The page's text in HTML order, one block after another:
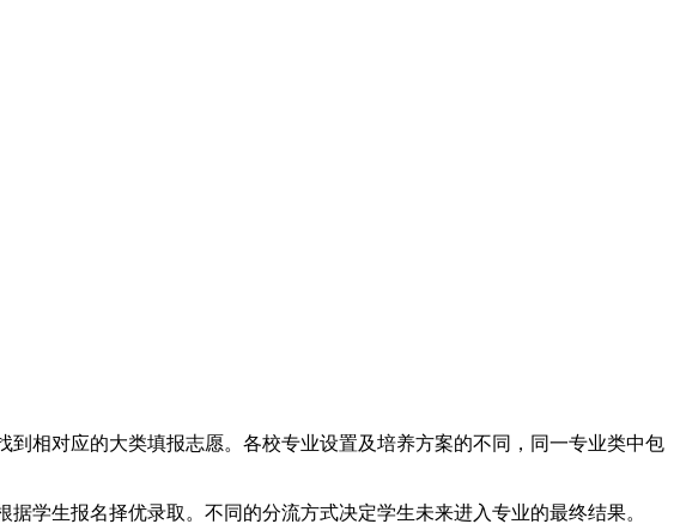
相对应的大类填报志愿。各校专业设置及培养方案的不同，同一专业类中包
学生报名择优录取。不同的分流方式决定学生未来进入专业的最终结果。